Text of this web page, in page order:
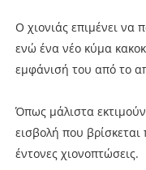
Ο χιονιάς επιμένει να
ενώ ένα νέο κύμα
εμφάνισή του από το
Όπως μάλιστα
εισβολή που
έντονες χιονοπτώσεις.